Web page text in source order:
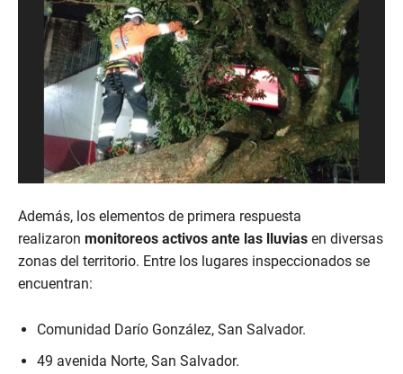
Además, los elementos de primera respuesta
realizaron monitoreos activos ante las lluvias en diversas
zonas del territorio. Entre los lugares inspeccionados se
encuentran:
Comunidad Darío González, San Salvador.
49 avenida Norte, San Salvador.